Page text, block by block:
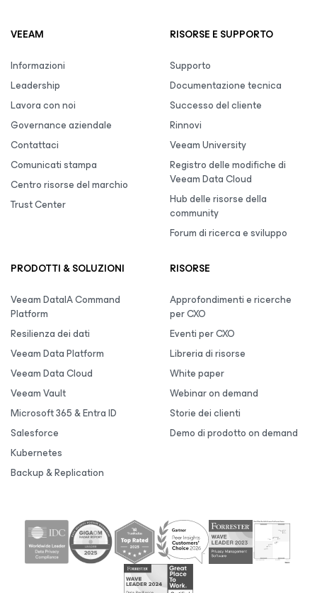
VEEAM
Informazioni
Leadership
Lavora con noi
Governance aziendale
Contattaci
Comunicati stampa
Centro risorse del marchio
Trust Center
RISORSE E SUPPORTO
Supporto
Documentazione tecnica
Successo del cliente
Rinnovi
Veeam University
Registro delle modifiche di
Veeam Data Cloud
Hub delle risorse della
community
Forum di ricerca e sviluppo
PRODOTTI & SOLUZIONI
Veeam DataIA Command
Platform
Resilienza dei dati
Veeam Data Platform
Veeam Data Cloud
Veeam Vault
Microsoft 365 & Entra ID
Salesforce
Kubernetes
Backup & Replication
RISORSE
Approfondimenti e ricerche
per CXO
Eventi per CXO
Libreria di risorse
White paper
Webinar on demand
Storie dei clienti
Demo di prodotto on demand